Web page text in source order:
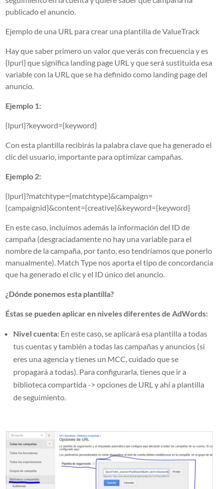
publicado el anuncio.
Ejemplo de una URL para crear una plantilla de ValueTrack
Hay que saber primero un valor que verás con frecuencia y es
{lpurl} que significa landing page URL y que será sustituida esa
variable con la URL que se ha definido como landing page del
anuncio.
Ejemplo 1:
{lpurl}?keyword={keyword}
Con esta plantilla recibirás la palabra clave que ha generado el
clic del usuario, importante para optimizar campañas.
Ejemplo 2:
{lpurl}?matchtype={matchtype}&campaign=
{campaignid}&content={creative}&keyword={keyword}
En este caso, incluimos además la información del ID de
campaña (desgraciadamente no hay una variable para el
nombre de la campaña, por tanto, eso tendríamos que ponerlo
manualmente). Match Type nos aporta el tipo de concordancia
que ha generado el clic y el ID único del anuncio.
¿Dónde ponemos esta plantilla?
Éstas se pueden aplicar en niveles diferentes de AdWords:
Nivel cuenta: En este caso, se aplicará esa plantilla a todas
tus cuentas y también a todas las campañas y anuncios (si
eres una agencia y tienes un MCC, cuidado que se
propagará a todas). Para configurarla, tienes que ir a
biblioteca compartida -> opciones de URL y ahí a plantilla
de seguimiento.